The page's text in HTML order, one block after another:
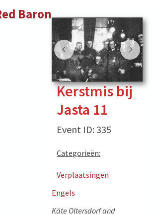
Baron
Kerstmis bij
Jasta 11
Event ID: 335
Categorieën:
Verplaatsingen
Engels
Käte Oltersdorf and